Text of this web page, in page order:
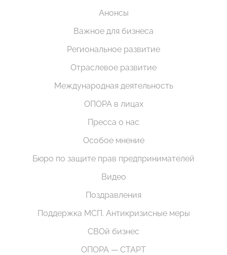
Анонсы
Важное для бизнеса
Региональное развитие
Отраслевое развитие
Международная деятельность
ОПОРА в лицах
Пресса о нас
Особое мнение
Бюро по защите прав предпринимателей
Видео
Поздравления
Поддержка МСП. Антикризисные меры
СВОй бизнес
ОПОРА — СТАРТ